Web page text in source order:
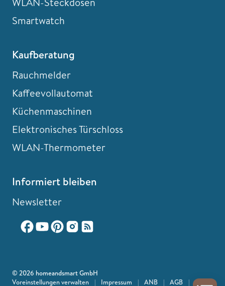
Smartwatch
Kaufberatung
Rauchmelder
Kaffeevollautomat
Küchenmaschinen
Elektronisches Türschloss
WLAN-Thermometer
Informiert bleiben
Newsletter
© 2026 homeandsmart GmbH
Voreinstellungen verwalten
| Impressum | ANB | AGB |